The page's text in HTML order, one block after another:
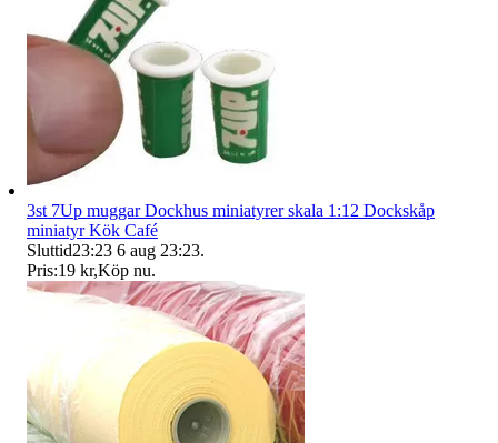
3st 7Up muggar Dockhus miniatyrer skala 1:12 Dockskåp
miniatyr Kök Café
Sluttid23:23 6 aug 23:23.
Pris:19 kr,Köp nu.